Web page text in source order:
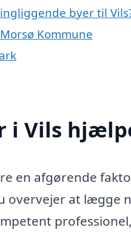
byer til
Kommune
i Vils
en afgørende
overvejer at lægge